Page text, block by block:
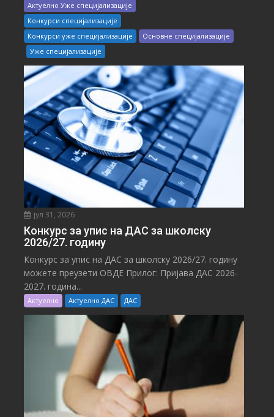
Актуелно Уже специјализације
Конкурси специјализације
Конкурси уже специјализације
Основне специјализације
Уже специјализације
јул 31, 2026
Конкурс за упис на ДАС за школску
2026/27. годину
Конкурс за упис на ДАС за школску 2026/27. годину
можете преузети ОВДЕ Прилог: Пријава ДАС 2026-
2027. година...
Актуелно Актуелно ДАС ДАС